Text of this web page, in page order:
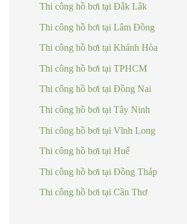
Thi công hồ bơi tại Đắk Lắk
Thi công hồ bơi tại Lâm Đồng
Thi công hồ bơi tại Khánh Hòa
Thi công hồ bơi tại TPHCM
Thi công hồ bơi tại Đồng Nai
Thi công hồ bơi tại Tây Ninh
Thi công hồ bơi tại Vĩnh Long
Thi công hồ bơi tại Huế
Thi công hồ bơi tại Đồng Tháp
Thi công hồ bơi tại Cần Thơ